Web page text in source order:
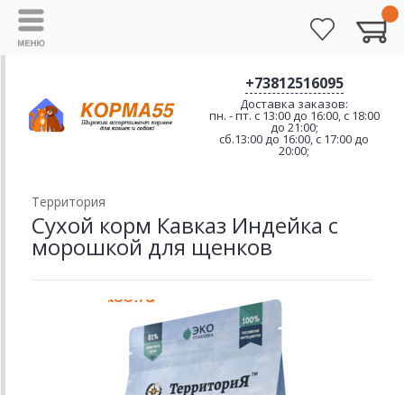
+73812516095
Доставка заказов:
пн. - пт. с 13:00 до 16:00, с 18:00
до 21:00;
сб.13:00 до 16:00, с 17:00 до
20:00;
Территория
Сухой корм Кавказ Индейка с
морошкой для щенков